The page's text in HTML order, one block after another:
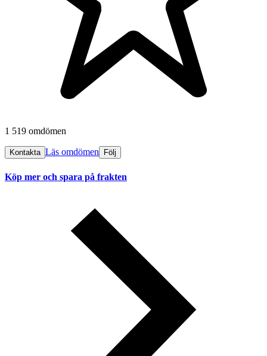
1 519 omdömen
Kontakta Läs omdömen Följ
Köp mer och spara på frakten